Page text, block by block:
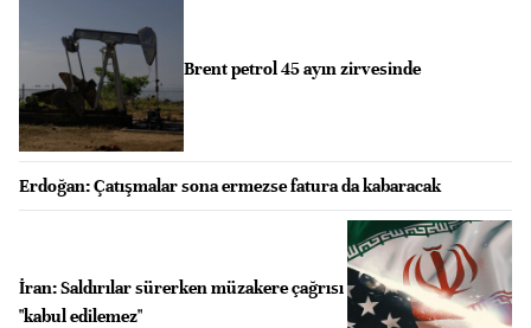
Brent petrol 45 ayın zirvesinde
Erdoğan: Çatışmalar sona ermezse fatura da kabaracak
İran: Saldırılar sürerken müzakere çağrısı
"kabul edilemez"